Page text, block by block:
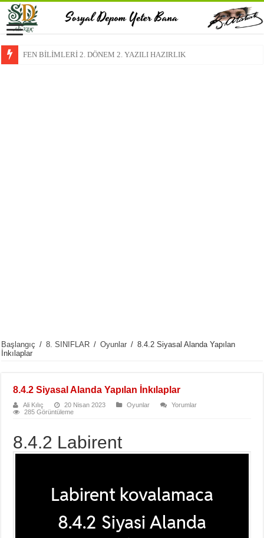
FEN BİLİMLERİ 2. DÖNEM 2. YAZILI HAZIRLIK
Başlangıç / 8. SINIFLAR / Oyunlar / 8.4.2 Siyasal Alanda Yapılan
İnkılaplar
8.4.2 Siyasal Alanda Yapılan İnkılaplar
Ali Kılıç 20 Nisan 2023 Oyunlar
Yorumlar
285 Görüntüleme
8.4.2 Labirent